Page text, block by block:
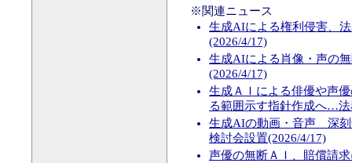
※関連ニュース
生成AIによる権利侵害、
(2026/4/17)
生成AIによる肖像・声の
(2026/4/17)
生成ＡＩによる俳優や声
る範囲示す指針作成へ…法
生成AIの動画・音声 深
検討会設置(2026/4/17)
声優の無断ＡＩ、賠償請